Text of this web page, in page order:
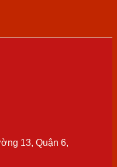
13, Quận 6,